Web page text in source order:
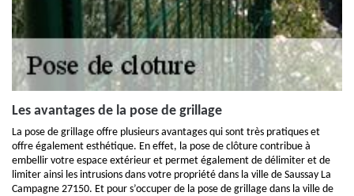
Les avantages de la pose de grillage
La pose de grillage offre plusieurs avantages qui sont très pratiques et
offre également esthétique. En effet, la pose de clôture contribue à
embellir votre espace extérieur et permet également de délimiter et de
limiter ainsi les intrusions dans votre propriété dans la ville de Saussay La
Campagne 27150. Et pour s’occuper de la pose de grillage dans la ville de